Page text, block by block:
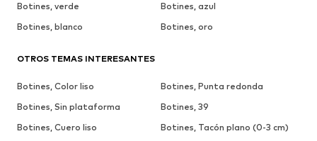
Botines, verde
Botines, azul
Botines, blanco
Botines, oro
OTROS TEMAS INTERESANTES
Botines, Color liso
Botines, Punta redonda
Botines, Sin plataforma
Botines, 39
Botines, Cuero liso
Botines, Tacón plano (0-3 cm)